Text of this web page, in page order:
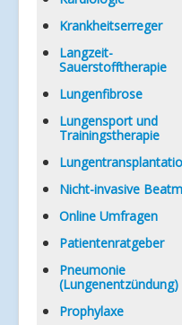
Krankheitserreger
Langzeit-
Sauerstofftherapie
Lungenfibrose
Lungensport und
Trainingstherapie
Nicht-invasive
Online Umfragen
Patientenratgeber
Pneumonie
(Lungenentzündung)
Prophylaxe